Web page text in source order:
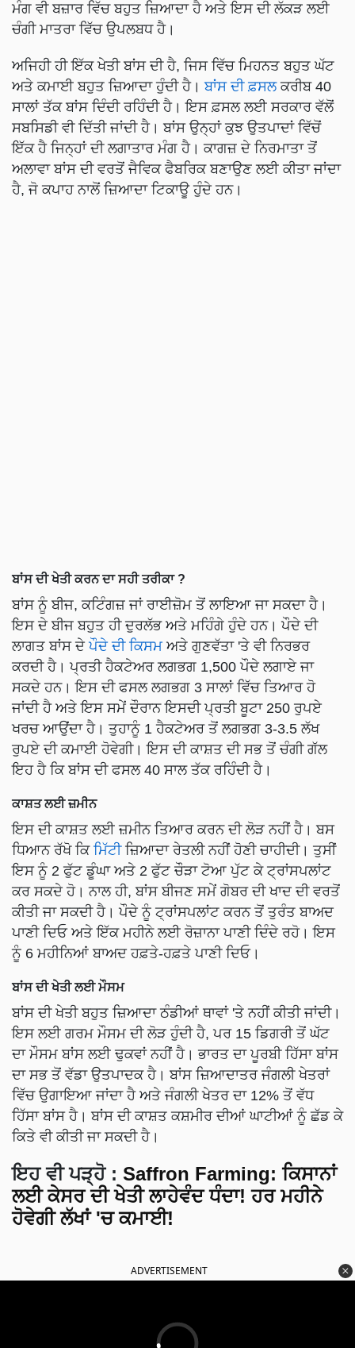
ਮੰਗ ਵੀ ਬਜ਼ਾਰ ਵਿੱਚ ਬਹੁਤ ਜ਼ਿਆਦਾ ਹੈ ਅਤੇ ਇਸ ਦੀ ਲੱਕੜ ਲਈ
ਚੰਗੀ ਮਾਤਰਾ ਵਿੱਚ ਉਪਲਬਧ ਹੈ।
ਅਜਿਹੀ ਹੀ ਇੱਕ ਖੇਤੀ ਬਾਂਸ ਦੀ ਹੈ, ਜਿਸ ਵਿੱਚ ਮਿਹਨਤ ਬਹੁਤ ਘੱਟ
ਅਤੇ ਕਮਾਈ ਬਹੁਤ ਜ਼ਿਆਦਾ ਹੁੰਦੀ ਹੈ।ਬਾਂਸ ਦੀ ਫ਼ਸਲਕਰੀਬ 40
ਸਾਲਾਂ ਤੱਕ ਬਾਂਸ ਦਿੰਦੀ ਰਹਿੰਦੀ ਹੈ। ਇਸ ਫ਼ਸਲ ਲਈ ਸਰਕਾਰ ਵੱਲੋਂ
ਸਬਸਿਡੀ ਵੀ ਦਿੱਤੀ ਜਾਂਦੀ ਹੈ। ਬਾਂਸ ਉਨ੍ਹਾਂ ਕੁਝ ਉਤਪਾਦਾਂ ਵਿੱਚੋਂ
ਇੱਕ ਹੈ ਜਿਨ੍ਹਾਂ ਦੀ ਲਗਾਤਾਰ ਮੰਗ ਹੈ। ਕਾਗਜ਼ ਦੇ ਨਿਰਮਾਤਾ ਤੋਂ
ਅਲਾਵਾ ਬਾਂਸ ਦੀ ਵਰਤੋਂ ਜੈਵਿਕ ਫੈਬਰਿਕ ਬਣਾਉਣ ਲਈ ਕੀਤਾ ਜਾਂਦਾ
ਹੈ, ਜੋ ਕਪਾਹ ਨਾਲੋਂ ਜ਼ਿਆਦਾ ਟਿਕਾਊ ਹੁੰਦੇ ਹਨ।
ਬਾਂਸ ਦੀ ਖੇਤੀ ਕਰਨ ਦਾ ਸਹੀ ਤਰੀਕਾ ?
ਬਾਂਸ ਨੂੰ ਬੀਜ, ਕਟਿੰਗਜ਼ ਜਾਂ ਰਾਈਜ਼ੋਮ ਤੋਂ ਲਾਇਆ ਜਾ ਸਕਦਾ ਹੈ।
ਇਸ ਦੇ ਬੀਜ ਬਹੁਤ ਹੀ ਦੁਰਲੱਭ ਅਤੇ ਮਹਿੰਗੇ ਹੁੰਦੇ ਹਨ। ਪੌਦੇ ਦੀ
ਲਾਗਤ ਬਾਂਸ ਦੇਪੌਦੇ ਦੀ ਕਿਸਮ ਅਤੇ ਗੁਣਵੱਤਾ 'ਤੇ ਵੀ ਨਿਰਭਰ
ਕਰਦੀ ਹੈ। ਪ੍ਰਤੀ ਹੈਕਟੇਅਰ ਲਗਭਗ 1,500 ਪੌਦੇ ਲਗਾਏ ਜਾ
ਸਕਦੇ ਹਨ। ਇਸ ਦੀ ਫਸਲ ਲਗਭਗ 3 ਸਾਲਾਂ ਵਿੱਚ ਤਿਆਰ ਹੋ
ਜਾਂਦੀ ਹੈ ਅਤੇ ਇਸ ਸਮੇਂ ਦੌਰਾਨ ਇਸਦੀ ਪ੍ਰਤੀ ਬੂਟਾ 250 ਰੁਪਏ
ਖਰਚ ਆਉਂਦਾ ਹੈ। ਤੁਹਾਨੂੰ 1 ਹੈਕਟੇਅਰ ਤੋਂ ਲਗਭਗ 3-3.5 ਲੱਖ
ਰੁਪਏ ਦੀ ਕਮਾਈ ਹੋਵੇਗੀ। ਇਸ ਦੀ ਕਾਸ਼ਤ ਦੀ ਸਭ ਤੋਂ ਚੰਗੀ ਗੱਲ
ਇਹ ਹੈ ਕਿ ਬਾਂਸ ਦੀ ਫਸਲ 40 ਸਾਲ ਤੱਕ ਰਹਿੰਦੀ ਹੈ।
ਕਾਸ਼ਤ ਲਈ ਜ਼ਮੀਨ
ਇਸ ਦੀ ਕਾਸ਼ਤ ਲਈ ਜ਼ਮੀਨ ਤਿਆਰ ਕਰਨ ਦੀ ਲੋੜ ਨਹੀਂ ਹੈ। ਬਸ
ਧਿਆਨ ਰੱਖੋ ਕਿਮਿੱਟੀਜ਼ਿਆਦਾ ਰੇਤਲੀ ਨਹੀਂ ਹੋਣੀ ਚਾਹੀਦੀ। ਤੁਸੀਂ
ਇਸ ਨੂੰ 2 ਫੁੱਟ ਡੂੰਘਾ ਅਤੇ 2 ਫੁੱਟ ਚੌੜਾ ਟੋਆ ਪੁੱਟ ਕੇ ਟ੍ਰਾਂਸਪਲਾਂਟ
ਕਰ ਸਕਦੇ ਹੋ। ਨਾਲ ਹੀ, ਬਾਂਸ ਬੀਜਣ ਸਮੇਂ ਗੋਬਰ ਦੀ ਖਾਦ ਦੀ ਵਰਤੋਂ
ਕੀਤੀ ਜਾ ਸਕਦੀ ਹੈ। ਪੌਦੇ ਨੂੰ ਟ੍ਰਾਂਸਪਲਾਂਟ ਕਰਨ ਤੋਂ ਤੁਰੰਤ ਬਾਅਦ
ਪਾਣੀ ਦਿਓ ਅਤੇ ਇੱਕ ਮਹੀਨੇ ਲਈ ਰੋਜ਼ਾਨਾ ਪਾਣੀ ਦਿੰਦੇ ਰਹੋ। ਇਸ
ਨੂੰ 6 ਮਹੀਨਿਆਂ ਬਾਅਦ ਹਫ਼ਤੇ-ਹਫ਼ਤੇ ਪਾਣੀ ਦਿਓ।
ਬਾਂਸ ਦੀ ਖੇਤੀ ਲਈ ਮੌਸਮ
ਬਾਂਸ ਦੀ ਖੇਤੀ ਬਹੁਤ ਜ਼ਿਆਦਾ ਠੰਡੀਆਂ ਥਾਵਾਂ 'ਤੇ ਨਹੀਂ ਕੀਤੀ ਜਾਂਦੀ।
ਇਸ ਲਈ ਗਰਮ ਮੌਸਮ ਦੀ ਲੋੜ ਹੁੰਦੀ ਹੈ, ਪਰ 15 ਡਿਗਰੀ ਤੋਂ ਘੱਟ
ਦਾ ਮੌਸਮ ਬਾਂਸ ਲਈ ਢੁਕਵਾਂ ਨਹੀਂ ਹੈ। ਭਾਰਤ ਦਾ ਪੂਰਬੀ ਹਿੱਸਾ ਬਾਂਸ
ਦਾ ਸਭ ਤੋਂ ਵੱਡਾ ਉਤਪਾਦਕ ਹੈ। ਬਾਂਸ ਜ਼ਿਆਦਾਤਰ ਜੰਗਲੀ ਖੇਤਰਾਂ
ਵਿੱਚ ਉਗਾਇਆ ਜਾਂਦਾ ਹੈ ਅਤੇ ਜੰਗਲੀ ਖੇਤਰ ਦਾ 12% ਤੋਂ ਵੱਧ
ਹਿੱਸਾ ਬਾਂਸ ਹੈ। ਬਾਂਸ ਦੀ ਕਾਸ਼ਤ ਕਸ਼ਮੀਰ ਦੀਆਂ ਘਾਟੀਆਂ ਨੂੰ ਛੱਡ ਕੇ
ਕਿਤੇ ਵੀ ਕੀਤੀ ਜਾ ਸਕਦੀ ਹੈ।
ਇਹ ਵੀ ਪੜ੍ਹੋ : Saffron Farming: ਕਿਸਾਨਾਂ
ਲਈ ਕੇਸਰ ਦੀ ਖੇਤੀ ਲਾਹੇਵੰਦ ਧੰਦਾ! ਹਰ ਮਹੀਨੇ
ਹੋਵੇਗੀ ਲੱਖਾਂ 'ਚ ਕਮਾਈ!